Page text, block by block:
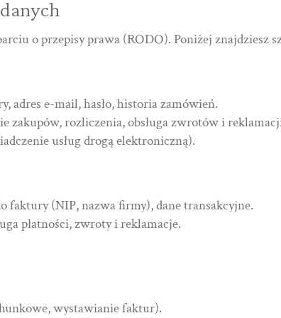
o przepisy prawa (RODO). Poniżej znajdziesz
adres e-mail, hasło, historia zamówień.
zakupów, rozliczenia, obsługa zwrotów i
usług drogą elektroniczną).
faktury (NIP, nazwa firmy), dane transakcyjne.
płatności, zwroty i reklamacje.
wystawianie faktur).